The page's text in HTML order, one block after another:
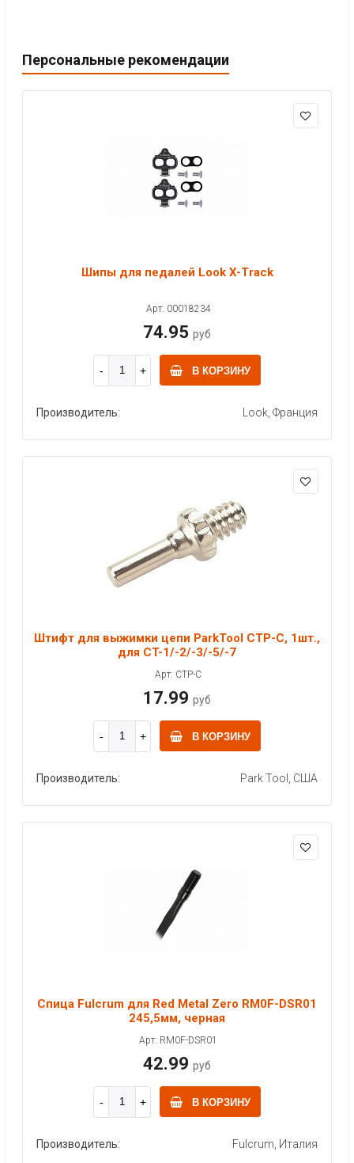
Персональные рекомендации
Шипы для педалей Look X-Track
Арт: 00018234
74.95 руб
В КОРЗИНУ
Производитель: Look, Франция
Штифт для выжимки цепи ParkTool CTP-C, 1шт.,
для CT-1/-2/-3/-5/-7
Арт: CTP-C
17.99 руб
В КОРЗИНУ
Производитель: Park Tool, США
Спица Fulcrum для Red Metal Zero RM0F-DSR01
245,5мм, черная
Арт: RM0F-DSR01
42.99 руб
В КОРЗИНУ
Производитель: Fulcrum, Италия